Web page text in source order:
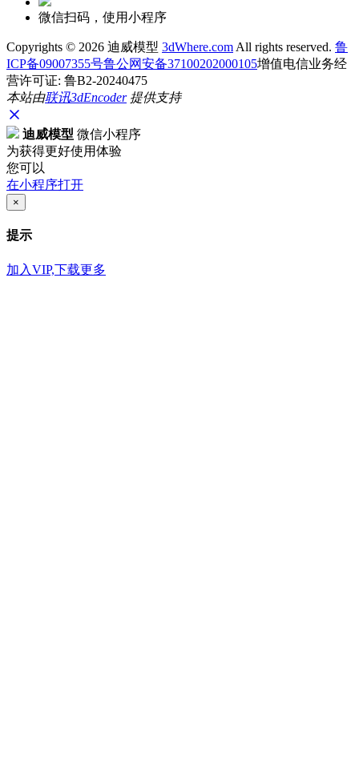
微信扫码，使用小程序
Copyrights © 2026 迪威模型 3dWhere.com All rights reserved. 鲁
ICP备09007355号鲁公网安备37100202000105增值电信业务经
营许可证: 鲁B2-20240475
本站由联讯3dEncoder提供支持
迪威模型 微信小程序
为获得更好使用体验
您可以
在小程序打开
×
提示
加入VIP,下载更多